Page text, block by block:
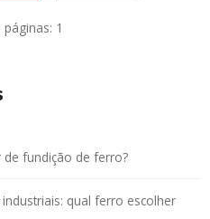
1
fundição de ferro?
qual ferro escolher